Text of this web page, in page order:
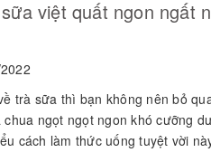
việt quất ngon ngất
trà sữa thì bạn không nên bỏ
ngọt ngọt ngon khó cưỡng
cách làm thức uống tuyệt vời